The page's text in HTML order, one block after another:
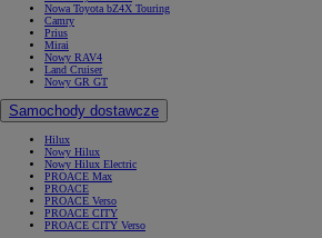
Nowa Toyota bZ4X Touring
Camry
Prius
Mirai
Nowy RAV4
Land Cruiser
Nowy GR GT
Samochody dostawcze
Hilux
Nowy Hilux
Nowy Hilux Electric
PROACE Max
PROACE
PROACE Verso
PROACE CITY
PROACE CITY Verso